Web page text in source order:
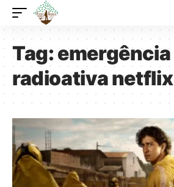
Tag:emergência
radioativa netflix